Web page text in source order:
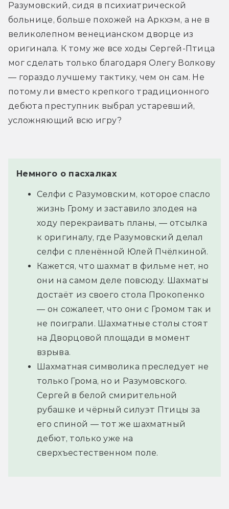
Разумовский, сидя в психиатрической
больнице, больше похожей на Аркхэм, а не в
великолепном венецианском дворце из
оригинала. К тому же все ходы Сергей-Птица
мог сделать только благодаря Олегу Волкову
— гораздо лучшему тактику, чем он сам. Не
потому ли вместо крепкого традиционного
дебюта преступник выбрал устаревший,
усложняющий всю игру?
Немного о пасхалках
Селфи с Разумовским, которое спасло
жизнь Грому и заставило злодея на
ходу перекраивать планы, — отсылка
к оригиналу, где Разумовский делал
селфи с пленённой Юлей Пчёлкиной.
Кажется, что шахмат в фильме нет, но
они на самом деле повсюду. Шахматы
достаёт из своего стола Прокопенко
— он сожалеет, что они с Громом так и
не поиграли. Шахматные столы стоят
на Дворцовой площади в момент
взрыва.
Шахматная символика преследует не
только Грома, но и Разумовского.
Сергей в белой смирительной
рубашке и чёрный силуэт Птицы за
его спиной — тот же шахматный
дебют, только уже на
сверхъестественном поле.